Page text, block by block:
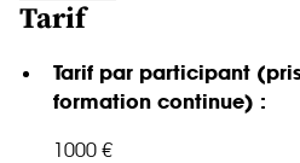
Tarif
Tarif par participant
formation continue) :
1000 €